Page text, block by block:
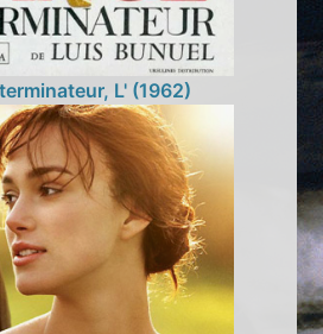
L' (1962)